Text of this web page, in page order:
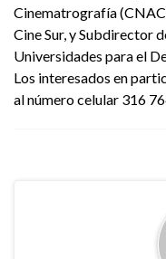
Cinematrografía
Cine Sur, y Subdirector
Universidades para el
Los interesados en
al número celular 316